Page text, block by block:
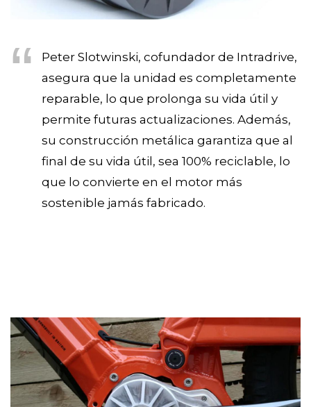
Peter Slotwinski, cofundador de Intradrive,
asegura que la unidad es completamente
reparable, lo que prolonga su vida útil y
permite futuras actualizaciones. Además,
su construcción metálica garantiza que al
final de su vida útil, sea 100% reciclable, lo
que lo convierte en el motor más
sostenible jamás fabricado.